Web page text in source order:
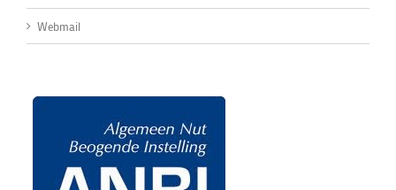
Webmail